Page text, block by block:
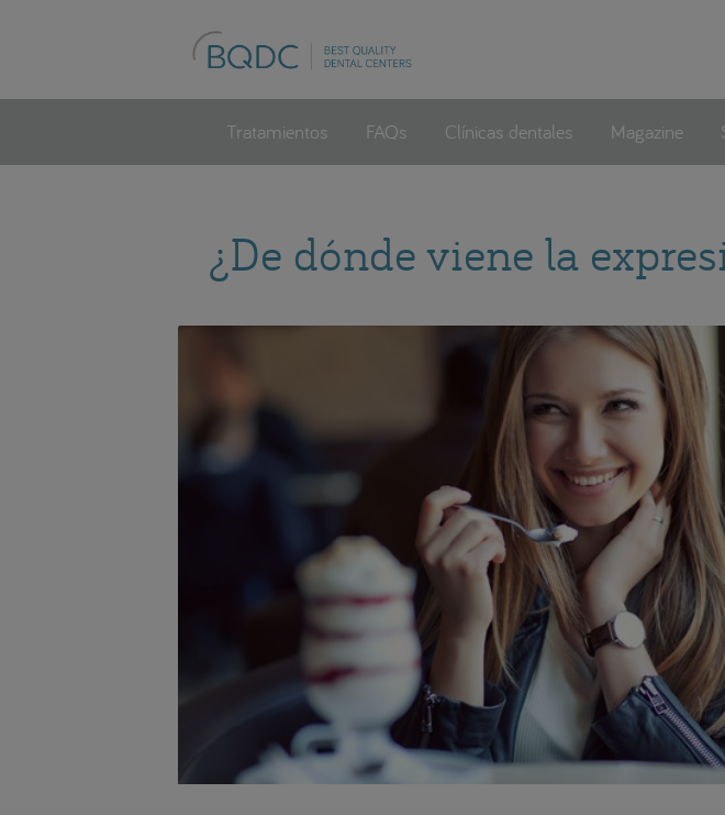
Tratamientos FAQs Clínicas dentales Magazine
¿De dónde viene la